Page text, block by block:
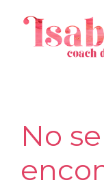
contenido
No